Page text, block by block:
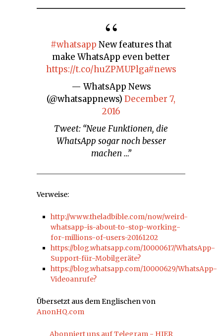
#whatsapp New features that
make WhatsApp even better
https://t.co/huZPMUPlga#news
— WhatsApp News
(@whatsappnews) December 7,
2016
Tweet: “Neue Funktionen, die
WhatsApp sogar noch besser
machen …”
Verweise:
http://www.theladbible.com/now/weird-
whatsapp-is-about-to-stop-working-
for-millions-of-users-20161202
https://blog.whatsapp.com/10000617/WhatsApp-
Support-für-Mobilgeräte?
https://blog.whatsapp.com/10000629/WhatsApp-
Videoanrufe?
Übersetzt aus dem Englischen von
AnonHQ.com
Abonniert uns auf Telegram - HIER